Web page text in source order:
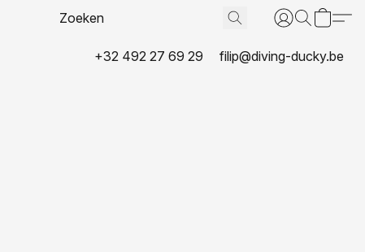
+32 492 27 69 29 filip@diving-ducky.be